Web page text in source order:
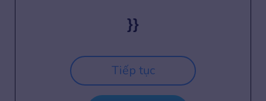
}}
Tiếp tục